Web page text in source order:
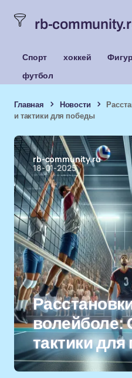
rb-
Спорт хоккей
футбол
Главная Новости
и тактики для победы
rb-community.ru
18-01-2025
волейболе:
тактики